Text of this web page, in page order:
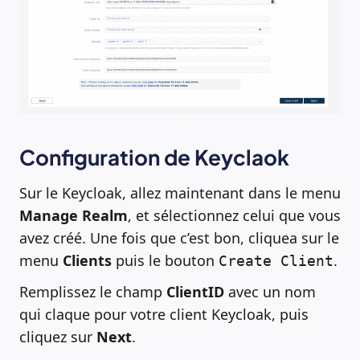
Configuration de Keyclaok
Sur le Keycloak, allez maintenant dans le menu
Manage Realm, et sélectionnez celui que vous
avez créé. Une fois que c’est bon, cliquea sur le
menu Clients puis le bouton Create Client.
Remplissez le champ ClientID avec un nom
qui claque pour votre client Keycloak, puis
cliquez sur Next.